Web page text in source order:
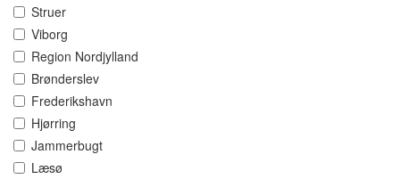
Struer
Viborg
Region Nordjylland
Brønderslev
Frederikshavn
Hjørring
Jammerbugt
Læsø